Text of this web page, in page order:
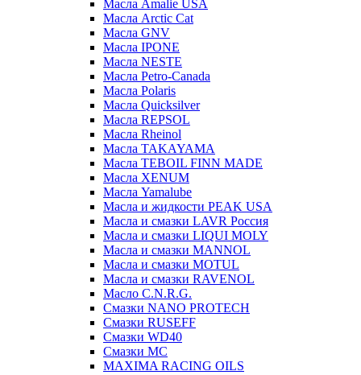
Масла Amalie USA
Масла Arctic Cat
Масла GNV
Масла IPONE
Масла NESTE
Масла Petro-Canada
Масла Polaris
Масла Quicksilver
Масла REPSOL
Масла Rheinol
Масла TAKAYAMA
Масла TEBOIL FINN MADE
Масла XENUM
Масла Yamalube
Масла и жидкости PEAK USA
Масла и смазки LAVR Россия
Масла и смазки LIQUI MOLY
Масла и смазки MANNOL
Масла и смазки MOTUL
Масла и смазки RAVENOL
Масло C.N.R.G.
Смазки NANO PROTECH
Смазки RUSEFF
Смазки WD40
Смазки МС
MAXIMA RACING OILS